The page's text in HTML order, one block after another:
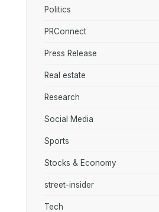
Politics
PRConnect
Press Release
Real estate
Research
Social Media
Sports
Stocks & Economy
street-insider
Tech